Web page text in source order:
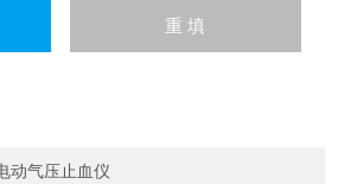
动气压止血仪